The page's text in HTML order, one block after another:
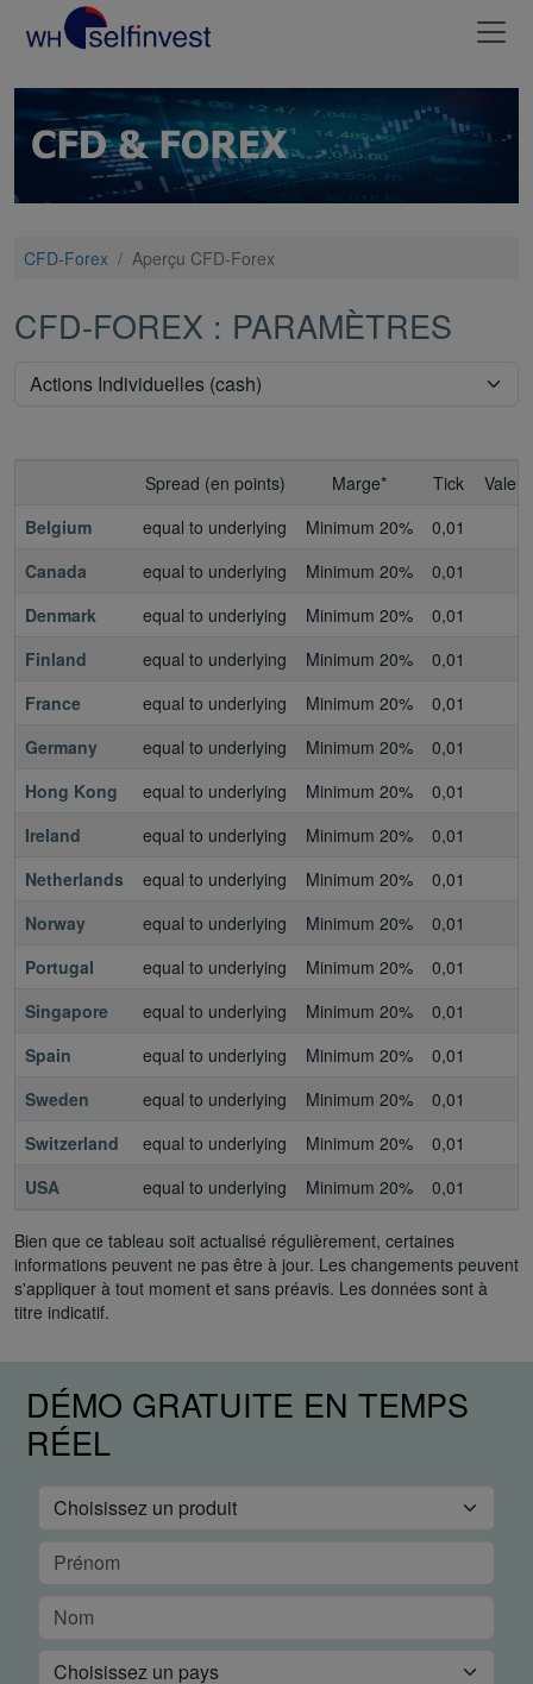
CFD-Forex / Aperçu CFD-Forex
CFD-FOREX : PARAMÈTRES
Spread (en points) Marge* Tick
Belgium
equal to underlying Minimum 20% 0,01
Canada
equal to underlying Minimum 20% 0,01
Denmark
equal to underlying Minimum 20% 0,01
Finland
equal to underlying Minimum 20% 0,01
France
equal to underlying Minimum 20% 0,01
Germany
equal to underlying Minimum 20% 0,01
Hong Kong
equal to underlying Minimum 20% 0,01
Ireland
equal to underlying Minimum 20% 0,01
Netherlands
equal to underlying Minimum 20% 0,01
Norway
equal to underlying Minimum 20% 0,01
Portugal
equal to underlying Minimum 20% 0,01
Singapore
equal to underlying Minimum 20% 0,01
Spain
equal to underlying Minimum 20% 0,01
Sweden
equal to underlying Minimum 20% 0,01
Switzerland
equal to underlying Minimum 20% 0,01
USA
equal to underlying Minimum 20% 0,01
Bien que ce tableau soit actualisé régulièrement, certaines
informations peuvent ne pas être à jour. Les changements peuvent
s'appliquer à tout moment et sans préavis. Les données sont à
titre indicatif.
DÉMO GRATUITE EN TEMPS
RÉEL